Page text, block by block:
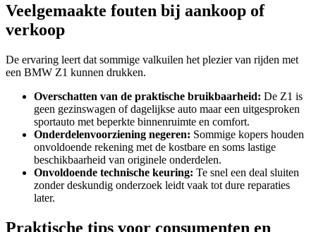
Veelgemaakte fouten bij aankoop of
verkoop
De ervaring leert dat sommige valkuilen het plezier van rijden met
een BMW Z1 kunnen drukken.
Overschatten van de praktische bruikbaarheid: De Z1 is
geen gezinswagen of dagelijkse auto maar een uitgesproken
sportauto met beperkte binnenruimte en comfort.
Onderdelenvoorziening negeren: Sommige kopers houden
onvoldoende rekening met de kostbare en soms lastige
beschikbaarheid van originele onderdelen.
Onvoldoende technische keuring: Te snel een deal sluiten
zonder deskundig onderzoek leidt vaak tot dure reparaties
later.
Praktische tips voor consumenten en